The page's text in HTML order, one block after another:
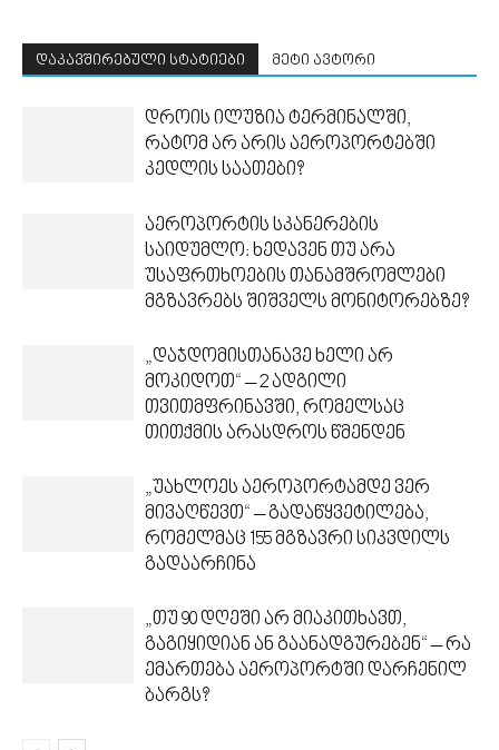
დაკავშირებული სტატიები მეტი ავტორი
დროის ილუზია ტერმინალში,
რატომ არ არის აეროპორტებში
კედლის საათები?
აეროპორტის სკანერების
საიდუმლო: ხედავენ თუ არა
უსაფრთხოების თანამშრომლები
მგზავრებს შიშველს მონიტორებზე?
„დაჯდომისთანავე ხელი არ
მოკიდოთ“ – 2 ადგილი
თვითმფრინავში, რომელსაც
თითქმის არასდროს წმენდენ
„უახლოეს აეროპორტამდე ვერ
მივაღწევთ“ – გადაწყვეტილება,
რომელმაც 155 მგზავრი სიკვდილს
გადაარჩინა
„თუ 90 დღეში არ მიაკითხავთ,
გაგიყიდიან ან გაანადგურებენ“ – რა
ემართება აეროპორტში დარჩენილ
ბარგს?